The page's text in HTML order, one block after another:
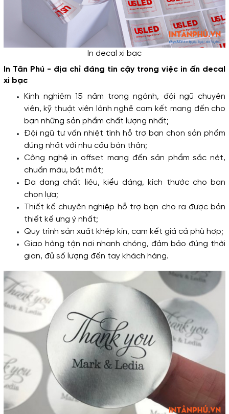
In decal xi bạc
In Tân Phú - địa chỉ đáng tin cậy trong việc in ấn decal
xi bạc
Kinh nghiệm 15 năm trong ngành, đội ngũ chuyên
viên, kỹ thuật viên lành nghề cam kết mang đến cho
bạn những sản phẩm chất lượng nhất;
Đội ngũ tư vấn nhiệt tình hỗ trợ bạn chọn sản phẩm
đúng nhất với nhu cầu bản thân;
Công nghệ in offset mang đến sản phẩm sắc nét,
chuẩn màu, bắt mắt;
Đa dạng chất liệu, kiểu dáng, kích thước cho bạn
chọn lựa;
Thiết kế chuyên nghiệp hỗ trợ bạn cho ra được bản
thiết kế ưng ý nhất;
Quy trình sản xuất khép kín, cam kết giá cả phù hợp;
Giao hàng tận nơi nhanh chóng, đảm bảo đúng thời
gian, đủ số lượng đến tay khách hàng.